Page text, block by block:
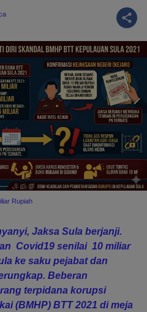
Rupiah
Jaksa Sula berjanji.
Covid19 senilai 10 miliar
ke saku pejabat dan
Beberan
terpidana korupsi
(BMHP) BTT 2021 di meja